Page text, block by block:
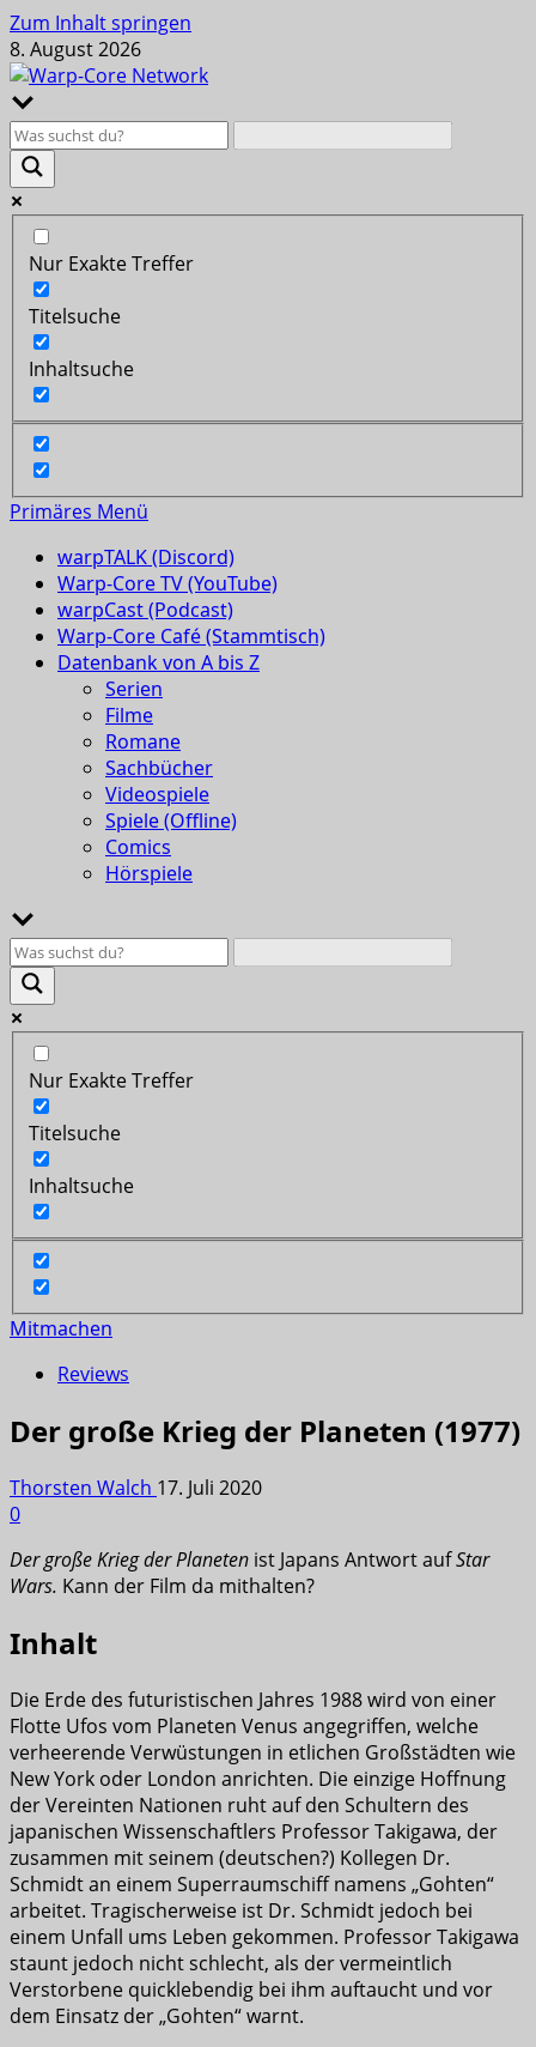
Zum Inhalt springen
8. August 2026
Nur Exakte Treffer
Titelsuche
Inhaltsuche
Primäres Menü
warpTALK (Discord)
Warp-Core TV (YouTube)
warpCast (Podcast)
Warp-Core Café (Stammtisch)
Datenbank von A bis Z
Serien
Filme
Romane
Sachbücher
Videospiele
Spiele (Offline)
Comics
Hörspiele
Nur Exakte Treffer
Titelsuche
Inhaltsuche
Mitmachen
Reviews
Der große Krieg der Planeten (1977)
Thorsten Walch 17. Juli 2020
0
Der große Krieg der Planeten ist Japans Antwort aufStar
Wars. Kann der Film da mithalten?
Inhalt
Die Erde des futuristischen Jahres 1988 wird von einer
Flotte Ufos vom Planeten Venus angegriffen, welche
verheerende Verwüstungen in etlichen Großstädten wie
New York oder London anrichten. Die einzige Hoffnung
der Vereinten Nationen ruht auf den Schultern des
japanischen Wissenschaftlers Professor Takigawa, der
zusammen mit seinem (deutschen?) Kollegen Dr.
Schmidt an einem Superraumschiff namens „Gohten“
arbeitet. Tragischerweise ist Dr. Schmidt jedoch bei
einem Unfall ums Leben gekommen. Professor Takigawa
staunt jedoch nicht schlecht, als der vermeintlich
Verstorbene quicklebendig bei ihm auftaucht und vor
dem Einsatz der „Gohten“ warnt.